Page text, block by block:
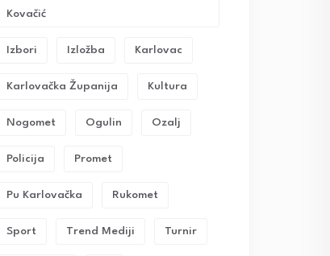
Kovačić
Izbori Izložba Karlovac
Karlovačka Županija Kultura
Nogomet Ogulin Ozalj
Policija Promet
Pu Karlovačka Rukomet
Sport Trend Mediji Turnir